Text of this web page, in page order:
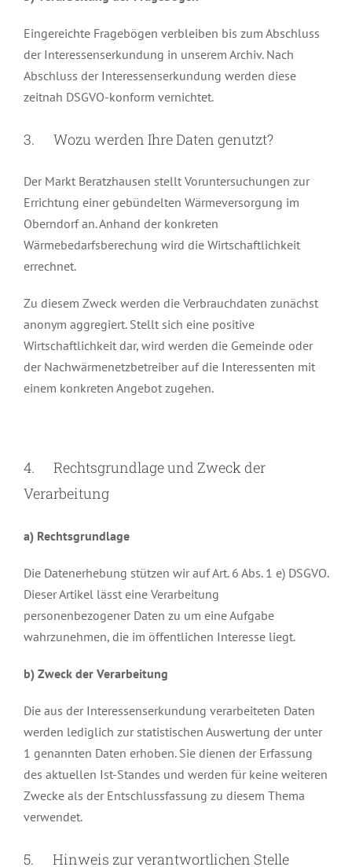
Eingereichte Fragebögen verbleiben bis zum Abschluss
der Interessenserkundung in unserem Archiv. Nach
Abschluss der Interessenserkundung werden diese
zeitnah DSGVO-konform vernichtet.
3. Wozu werden Ihre Daten genutzt?
Der Markt Beratzhausen stellt Voruntersuchungen zur
Errichtung einer gebündelten Wärmeversorgung im
Oberndorf an. Anhand der konkreten
Wärmebedarfsberechung wird die Wirtschaftlichkeit
errechnet.
Zu diesem Zweck werden die Verbrauchdaten zunächst
anonym aggregiert. Stellt sich eine positive
Wirtschaftlichkeit dar, wird werden die Gemeinde oder
der Nachwärmenetzbetreiber auf die Interessenten mit
einem konkreten Angebot zugehen.
4. Rechtsgrundlage und Zweck der
Verarbeitung
a) Rechtsgrundlage
Die Datenerhebung stützen wir auf Art. 6 Abs. 1 e) DSGVO.
Dieser Artikel lässt eine Verarbeitung
personenbezogener Daten zu um eine Aufgabe
wahrzunehmen, die im öffentlichen Interesse liegt.
b) Zweck der Verarbeitung
Die aus der Interessenserkundung verarbeiteten Daten
werden lediglich zur statistischen Auswertung der unter
1 genannten Daten erhoben. Sie dienen der Erfassung
des aktuellen Ist-Standes und werden für keine weiteren
Zwecke als der Entschlussfassung zu diesem Thema
verwendet.
5. Hinweis zur verantwortlichen Stelle